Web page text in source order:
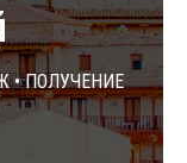
Получение